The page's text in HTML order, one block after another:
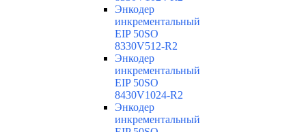
Энкодер
инкрементальный
EIP 50SO
8330V512-R2
Энкодер
инкрементальный
EIP 50SO
8430V1024-R2
Энкодер
инкрементальный